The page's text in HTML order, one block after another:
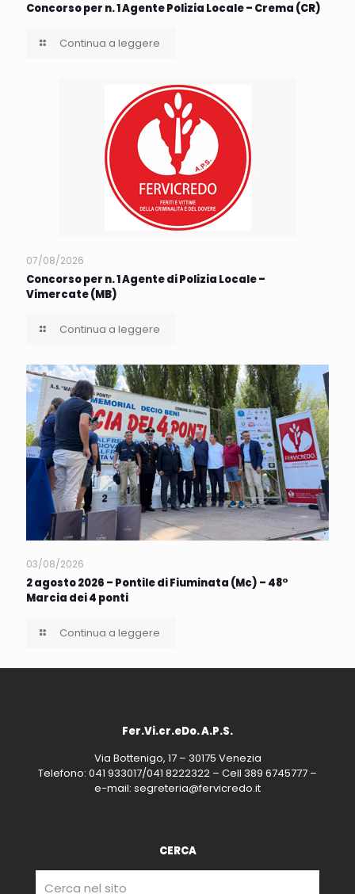
Concorso per n. 1 Agente Polizia Locale – Crema (CR)
Continua a leggere
07/08/2026
Concorso per n. 1 Agente di Polizia Locale –
Vimercate (MB)
Continua a leggere
03/08/2026
2 agosto 2026 – Pontile di Fiuminata (Mc) – 48°
Marcia dei 4 ponti
Continua a leggere
Fer.Vi.cr.eDo. A.P.S.
Via Bottenigo, 17 – 30175 Venezia
Telefono: 041 933017/041 8222322 – Cell 389 6745777 –
e-mail: segreteria@fervicredo.it
CERCA